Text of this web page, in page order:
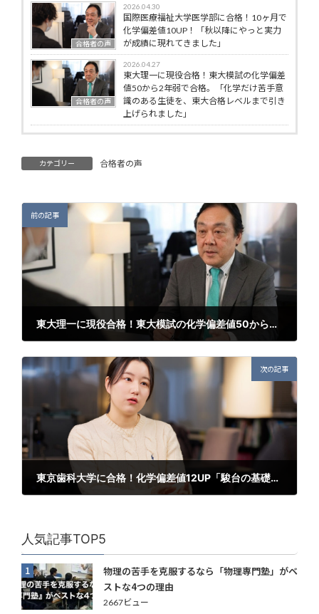
合格者の声
2026.04.30
国際医療福祉大学医学部に合格！10ヶ月で
化学偏差値10UP！「秋以降にやっと実力
が成績に現れてきました」
合格者の声
2026.04.27
東大理一に現役合格！東大模試の化学偏差
値50から2年弱で合格。「化学だけ苦手意
識のある生徒を、東大合格レベルまで引き
上げられました」
カテゴリー 合格者の声
前の記事
東大理一に現役合格！東大模試の化学偏差値50から2年弱で合格。「化学だけ苦手意識のある生徒を、東大合格レベルまで引き上げられました」
次の記事
東京歯科大学に合格！化学偏差値12UP「駿台の基礎コースでは基礎を学べていなかった」
人気記事TOP5
1
物理の苦手を克服するなら「物理専門塾」がベ
ストな4つの理由
2667ビュー